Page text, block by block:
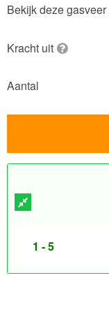
Bekijk deze gasveer
Kracht uit
Aantal
1 - 5